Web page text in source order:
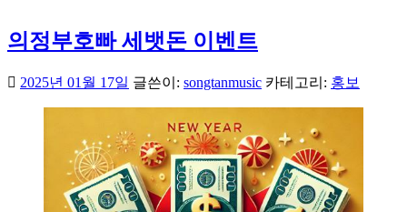
의정부호빠 세뱃돈 이벤트
2025년 01월 17일 글쓴이: songtanmusic 카테고리: 홍보